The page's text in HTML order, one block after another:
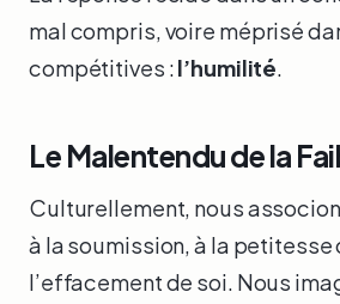
mal compris, voire méprisé
compétitives :l’humilité
Le Malentendu de la
Culturellement, nous
à la soumission, à la petitesse
l’effacement de soi. Nous